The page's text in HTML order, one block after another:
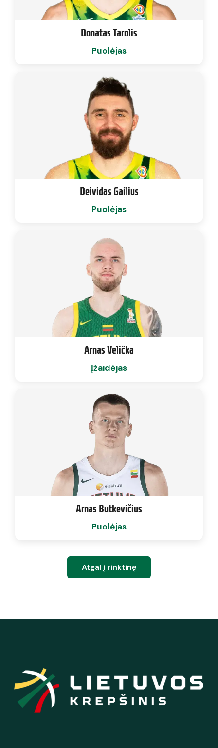
Donatas Tarolis
Puolėjas
Deividas Gailius
Puolėjas
Arnas Velička
Įžaidėjas
Arnas Butkevičius
Puolėjas
Atgal į rinktinę